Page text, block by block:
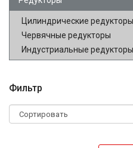
Цилиндрические редукторы
Червячные редукторы
Индустриальные редукторы
Фильтр